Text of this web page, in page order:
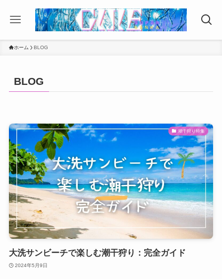
ホーム BLOG
BLOG
潮干狩り特集
大洗サンビーチで楽しむ潮干狩り：完全ガイド
2024年5月9日